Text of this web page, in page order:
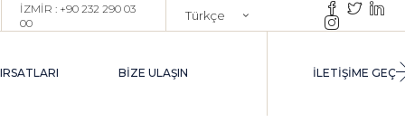
İZMİR : +90 232 290 03
00
Türkçe
BIZE ULAŞIN İLETİŞİME GEÇ
İŞE ALIM